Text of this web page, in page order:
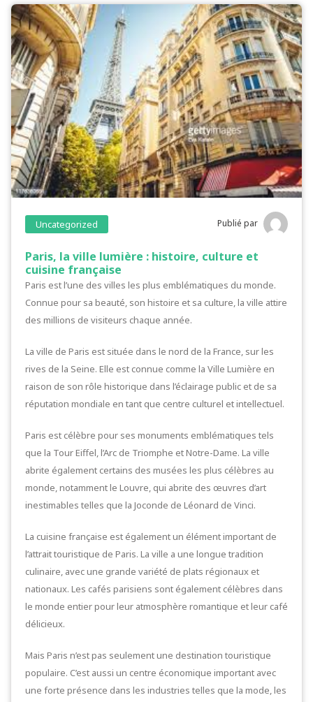
Uncategorized Publié par
Paris, la ville lumière : histoire, culture et
cuisine française
Paris est l’une des villes les plus emblématiques du monde.
Connue pour sa beauté, son histoire et sa culture, la ville attire
des millions de visiteurs chaque année.
La ville de Paris est située dans le nord de la France, sur les
rives de la Seine. Elle est connue comme la Ville Lumière en
raison de son rôle historique dans l’éclairage public et de sa
réputation mondiale en tant que centre culturel et intellectuel.
Paris est célèbre pour ses monuments emblématiques tels
que la Tour Eiffel, l’Arc de Triomphe et Notre-Dame. La ville
abrite également certains des musées les plus célèbres au
monde, notamment le Louvre, qui abrite des œuvres d’art
inestimables telles que la Joconde de Léonard de Vinci.
La cuisine française est également un élément important de
l’attrait touristique de Paris. La ville a une longue tradition
culinaire, avec une grande variété de plats régionaux et
nationaux. Les cafés parisiens sont également célèbres dans
le monde entier pour leur atmosphère romantique et leur café
délicieux.
Mais Paris n’est pas seulement une destination touristique
populaire. C’est aussi un centre économique important avec
une forte présence dans les industries telles que la mode, les